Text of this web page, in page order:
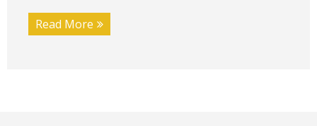
Read More